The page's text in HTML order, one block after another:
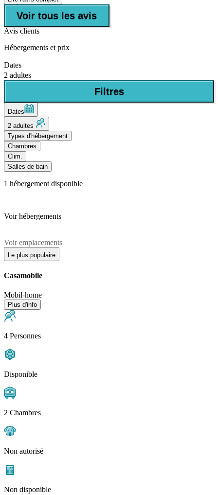
Voir tous les avis
Avis clients
Hébergements et prix
Dates
2 adultes
Filtres
Dates
2 adultes
Types d'hébergement
Chambres
Clim.
Salles de bain
1 hébergement disponible
Voir hébergements
Voir emplacements
Le plus populaire
Casamobile
Mobil-home
Plus d'info
4 Personnes
Disponible
2 Chambres
Non autorisé
Non disponible